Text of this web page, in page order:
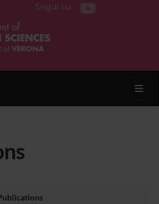
Segui su